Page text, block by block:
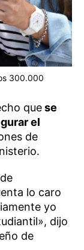
300.000
quese
el
de
lo caro
yo
dijo
de